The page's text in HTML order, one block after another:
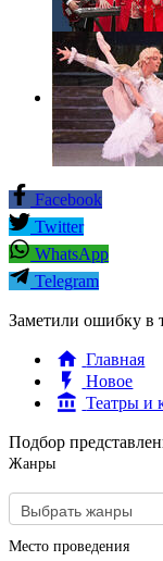
Facebook
Twitter
WhatsApp
Telegram
Заметили ошибку в
Главная
Новое
Театры и
Подбор
Жанры
Место проведения